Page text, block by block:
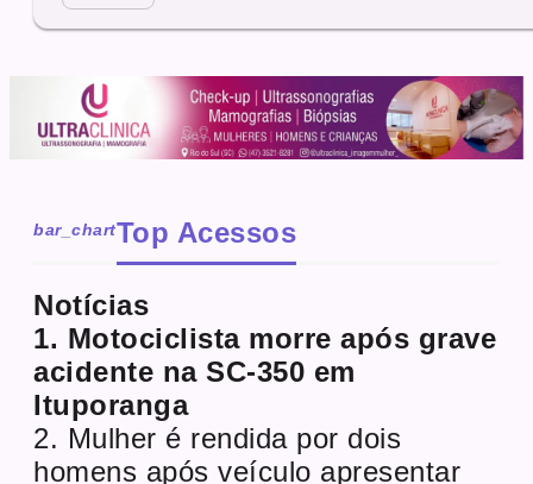
bar_chartTop Acessos
Notícias
1. Motociclista morre após grave
acidente na SC-350 em
Ituporanga
2. Mulher é rendida por dois
homens após veículo apresentar